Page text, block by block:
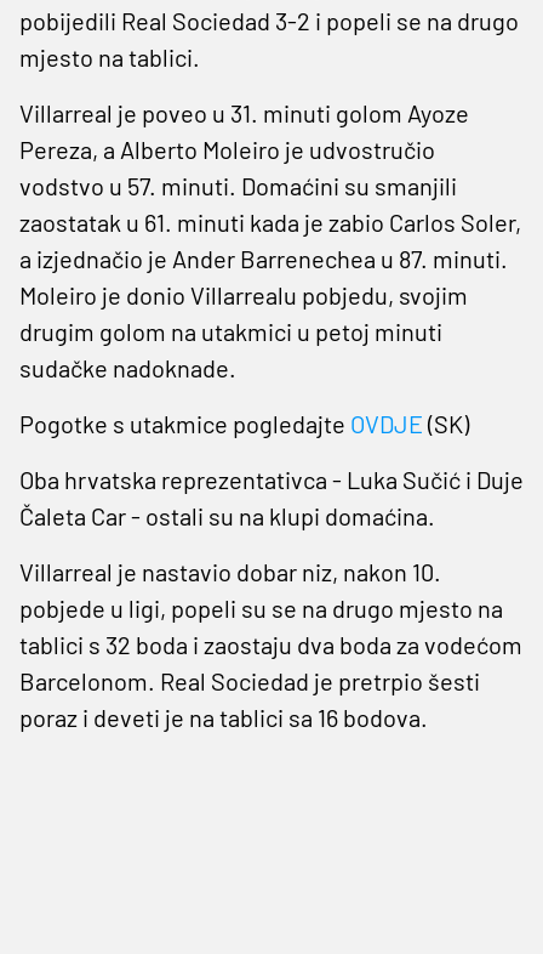
pobijedili Real Sociedad 3-2 i popeli se na drugo
mjesto na tablici.
Villarreal je poveo u 31. minuti golom Ayoze
Pereza, a Alberto Moleiro je udvostručio
vodstvo u 57. minuti. Domaćini su smanjili
zaostatak u 61. minuti kada je zabio Carlos Soler,
a izjednačio je Ander Barrenechea u 87. minuti.
Moleiro je donio Villarrealu pobjedu, svojim
drugim golom na utakmici u petoj minuti
sudačke nadoknade.
Pogotke s utakmice pogledajte OVDJE (SK)
Oba hrvatska reprezentativca - Luka Sučić i Duje
Čaleta Car - ostali su na klupi domaćina.
Villarreal je nastavio dobar niz, nakon 10.
pobjede u ligi, popeli su se na drugo mjesto na
tablici s 32 boda i zaostaju dva boda za vodećom
Barcelonom. Real Sociedad je pretrpio šesti
poraz i deveti je na tablici sa 16 bodova.